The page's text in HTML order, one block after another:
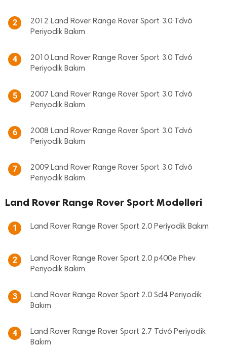
2
2012 Land Rover Range Rover Sport 3.0 Tdv6
Periyodik Bakım
4
2010 Land Rover Range Rover Sport 3.0 Tdv6
Periyodik Bakım
5
2007 Land Rover Range Rover Sport 3.0 Tdv6
Periyodik Bakım
6
2008 Land Rover Range Rover Sport 3.0 Tdv6
Periyodik Bakım
7
2009 Land Rover Range Rover Sport 3.0 Tdv6
Periyodik Bakım
Land Rover Range Rover Sport Modelleri
1 Land Rover Range Rover Sport 2.0 Periyodik Bakım
2
Land Rover Range Rover Sport 2.0 p400e Phev
Periyodik Bakım
3
Land Rover Range Rover Sport 2.0 Sd4 Periyodik
Bakım
4
Land Rover Range Rover Sport 2.7 Tdv6 Periyodik
Bakım